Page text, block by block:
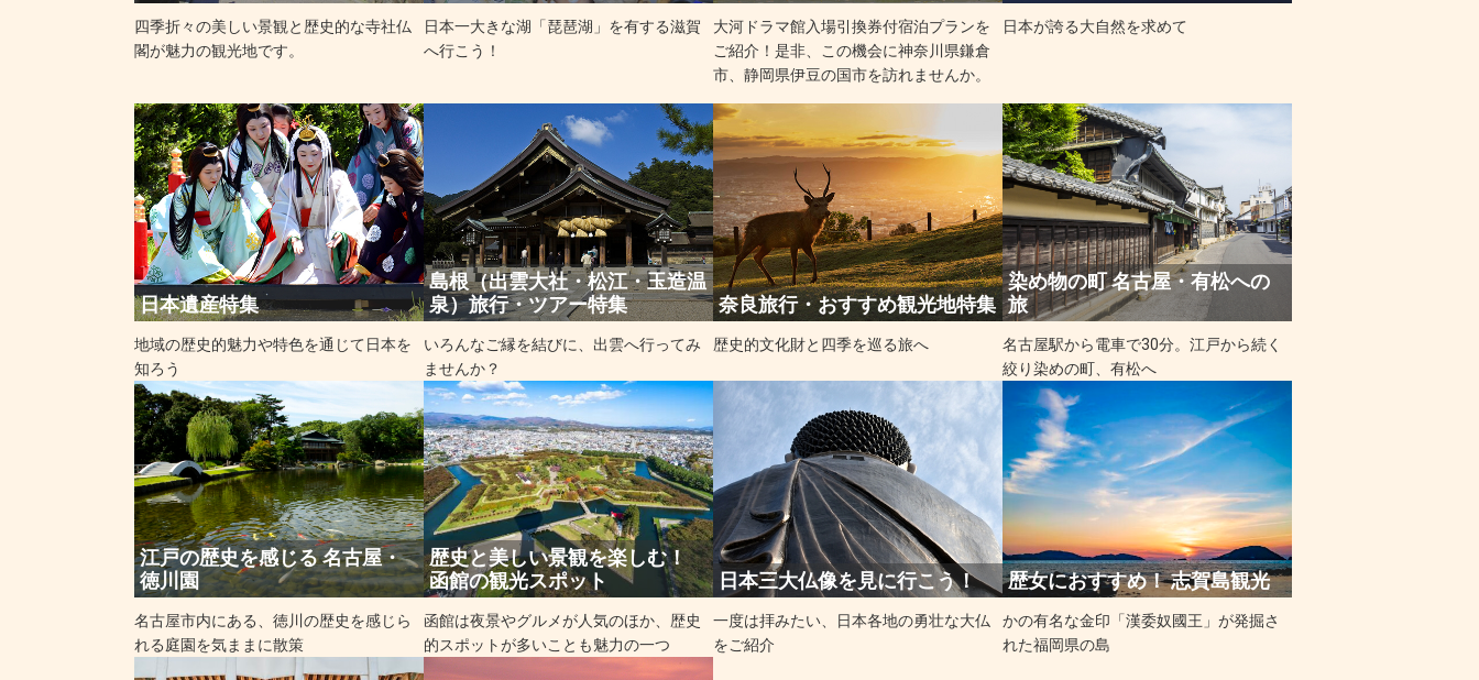
四季折々の美しい景観と歴史的な寺社仏
閣が魅力の観光地です。
日本一大きな湖「琵琶湖」を有する滋賀
へ行こう！
大河ドラマ館入場引換券付宿泊プランを
ご紹介！是非、この機会に神奈川県鎌倉
市、静岡県伊豆の国市を訪れませんか。
日本が誇る大自然を求めて
日本遺産特集
地域の歴史的魅力や特色を通じて日本を
知ろう
島根（出雲大社・松江・玉造温
泉）旅行・ツアー特集
いろんなご縁を結びに、出雲へ行ってみ
ませんか？
奈良旅行・おすすめ観光地特集
歴史的文化財と四季を巡る旅へ
染め物の町 名古屋・有松への
旅
名古屋駅から電車で30分。江戸から続く
絞り染めの町、有松へ
江戸の歴史を感じる 名古屋・
徳川園
名古屋市内にある、徳川の歴史を感じら
れる庭園を気ままに散策
歴史と美しい景観を楽しむ！
函館の観光スポット
函館は夜景やグルメが人気のほか、歴史
的スポットが多いことも魅力の一つ
日本三大仏像を見に行こう！
一度は拝みたい、日本各地の勇壮な大仏
をご紹介
歴女におすすめ！ 志賀島観光
かの有名な金印「漢委奴國王」が発掘さ
れた福岡県の島